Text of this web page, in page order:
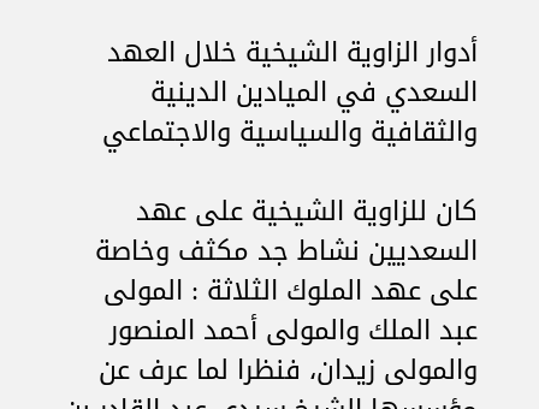
أدوار الزاوية الشيخية خلال العهد
السعدي في الميادين الدينية
والثقافية والسياسية والاجتماعي
كان للزاوية الشيخية على عهد
السعديين نشاط جد مكثف وخاصة
على عهد الملوك الثلاثة : المولى
عبد الملك والمولى أحمد المنصور
والمولى زيدان، فنظرا لما عرف عن